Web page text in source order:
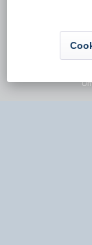
Kontakt